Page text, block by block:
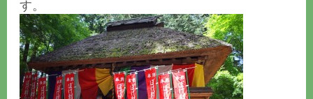
す。